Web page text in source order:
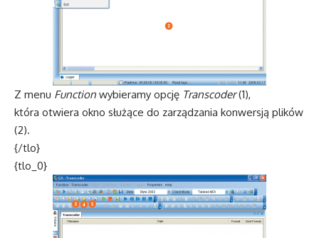
Z menu Function wybieramy opcję Transcoder(1),
która otwiera okno służące do zarządzania konwersją plików
(2).
{/tlo}
{tlo_0}